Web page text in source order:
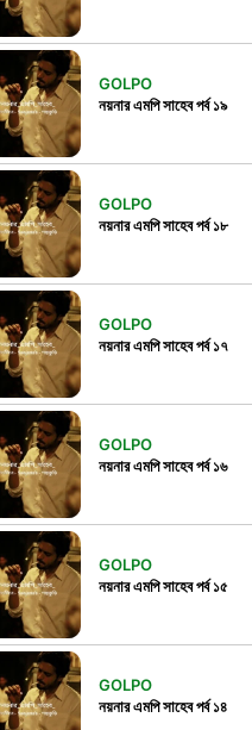
GOLPO
নয়নার এমপি সাহেব পর্ব ১৯
GOLPO
নয়নার এমপি সাহেব পর্ব ১৮
GOLPO
নয়নার এমপি সাহেব পর্ব ১৭
GOLPO
নয়নার এমপি সাহেব পর্ব ১৬
GOLPO
নয়নার এমপি সাহেব পর্ব ১৫
GOLPO
নয়নার এমপি সাহেব পর্ব ১৪